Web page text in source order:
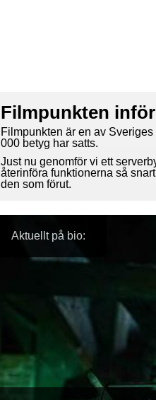
Filmpunkten
Filmpunkten är en av
000 betyg har satts.
Just nu genomför vi ett
återinföra funktionerna så
den som förut.
Aktuellt på bio: